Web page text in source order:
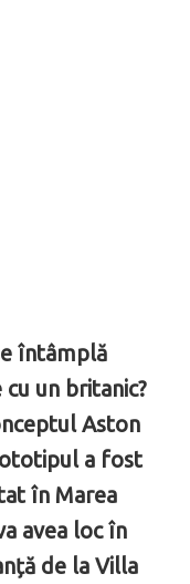
întâmplă
un britanic?
Aston
a fost
în Marea
avea loc în
de la Villa